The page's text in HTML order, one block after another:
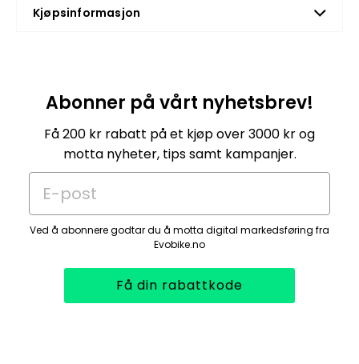
Kjøpsinformasjon
Abonner på vårt nyhetsbrev!
Få 200 kr rabatt på et kjøp over 3000 kr og
motta nyheter, tips samt kampanjer.
E-post
Ved å abonnere godtar du å motta digital markedsføring fra
Evobike.no
Få din rabattkode